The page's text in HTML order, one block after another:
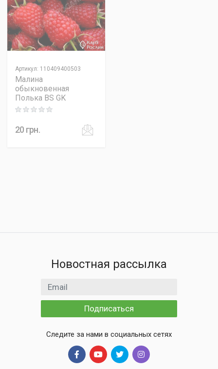
Артикул: 110409400503
Малина
обыкновенная
Полька BS GK
Rating: 0 out of 5
20 грн.
Новостная рассылка
Email адрес
Подписаться
Следите за нами в социальных сетях